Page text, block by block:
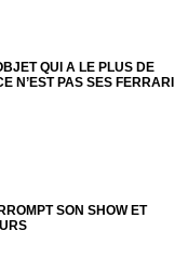
QUI A LE PLUS DE
N’EST PAS SES FERRARI
SON SHOW ET